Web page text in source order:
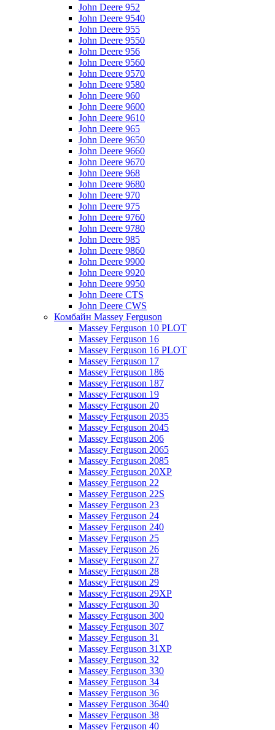
John Deere 952
John Deere 9540
John Deere 955
John Deere 9550
John Deere 956
John Deere 9560
John Deere 9570
John Deere 9580
John Deere 960
John Deere 9600
John Deere 9610
John Deere 965
John Deere 9650
John Deere 9660
John Deere 9670
John Deere 968
John Deere 9680
John Deere 970
John Deere 975
John Deere 9760
John Deere 9780
John Deere 985
John Deere 9860
John Deere 9900
John Deere 9920
John Deere 9950
John Deere CTS
John Deere CWS
Комбайн Massey Ferguson
Massey Ferguson 10 PLOT
Massey Ferguson 16
Massey Ferguson 16 PLOT
Massey Ferguson 17
Massey Ferguson 186
Massey Ferguson 187
Massey Ferguson 19
Massey Ferguson 20
Massey Ferguson 2035
Massey Ferguson 2045
Massey Ferguson 206
Massey Ferguson 2065
Massey Ferguson 2085
Massey Ferguson 20XP
Massey Ferguson 22
Massey Ferguson 22S
Massey Ferguson 23
Massey Ferguson 24
Massey Ferguson 240
Massey Ferguson 25
Massey Ferguson 26
Massey Ferguson 27
Massey Ferguson 28
Massey Ferguson 29
Massey Ferguson 29XP
Massey Ferguson 30
Massey Ferguson 300
Massey Ferguson 307
Massey Ferguson 31
Massey Ferguson 31XP
Massey Ferguson 32
Massey Ferguson 330
Massey Ferguson 34
Massey Ferguson 36
Massey Ferguson 3640
Massey Ferguson 38
Massey Ferguson 40